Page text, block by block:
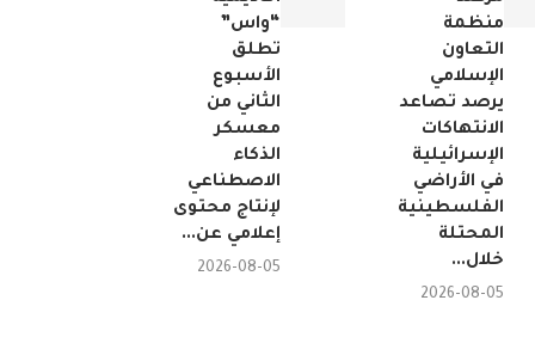
منظمة
التعاون
الإسلامي
يرصد تصاعد
الانتهاكات
الإسرائيلية
في الأراضي
الفلسطينية
المحتلة
خلال...
2026-08-05
“واس”
تطلق
الأسبوع
الثاني من
معسكر
الذكاء
الاصطناعي
لإنتاج محتوى
إعلامي عن...
2026-08-05